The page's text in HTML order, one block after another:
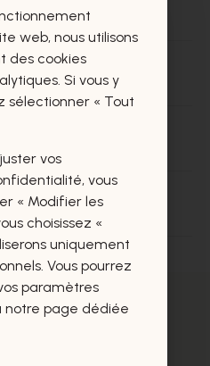
DES FRAIS DE
RECEVOIR MES
POUR LA
web, nous utilisons
des cookies
Si vous y
sélectionner « Tout
vos
vous
« Modifier les
choisissez «
uniquement
Vous pourrez
paramètres
notre page dédiée